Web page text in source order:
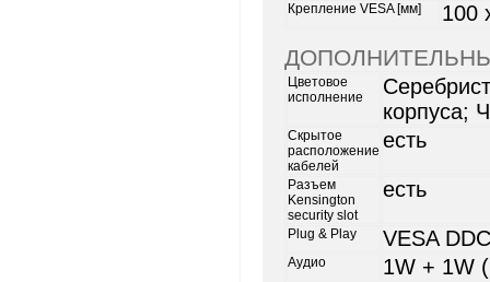
Крепление VESA [мм] 100
Цветовое
исполнение
корпуса;
Скрытое
расположение
кабелей
есть
Разъем
Kensington
security slot
есть
Plug & Play VESA
Аудио 1W + 1W